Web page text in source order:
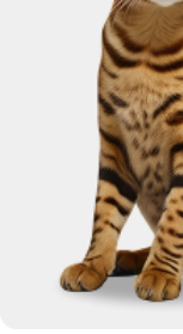
ЗАЩИТА
ДЛЯ ВАШЕГО
ПИТОМЦА